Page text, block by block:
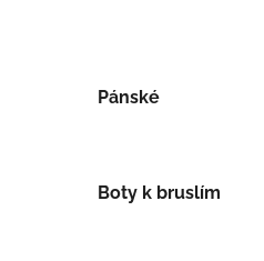
Pánské
Boty k bruslím